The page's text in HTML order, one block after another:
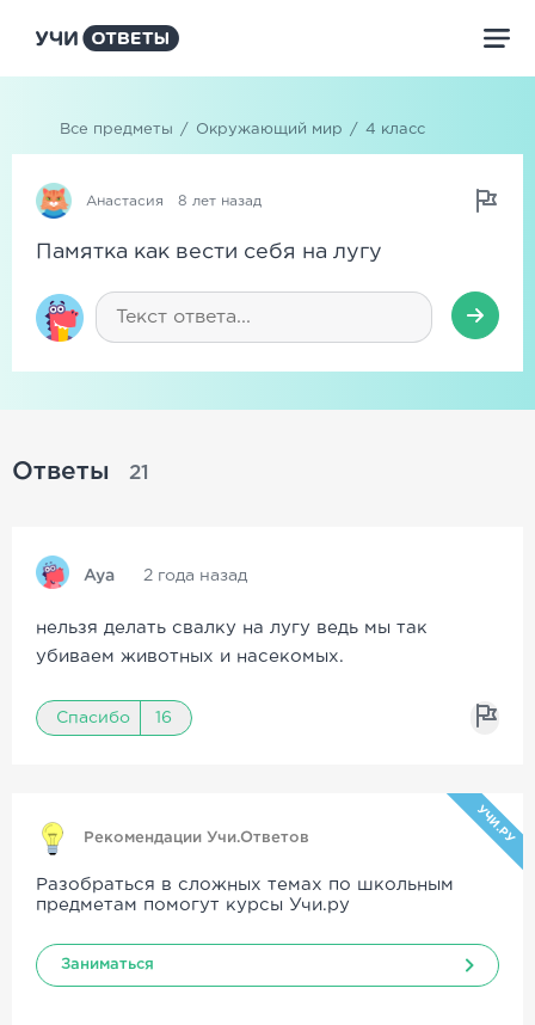
Все предметы / Окружающий мир / 4 класс
Анастасия 8 лет назад
Памятка как вести себя на лугу
Ответы 21
Aya 2 года назад
нельзя делать свалку на лугу ведь мы так
убиваем животных и насекомых.
Спасибо 16
Рекомендации Учи.Ответов УЧИ.РУ
Разобраться в сложных темах по школьным
предметам помогут курсы Учи.ру
Заниматься